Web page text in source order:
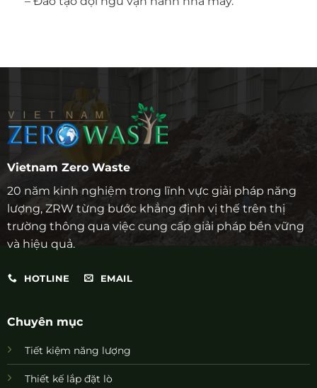
Vietnam Zero Waste
20 năm kinh nghiệm trong lĩnh vực giải pháp năng
lượng, ZRW từng bước khẳng định vị thế trên thị
trường thông qua việc cung cấp giải pháp bền vững
và hiệu quả.
HOTLINE EMAIL
Chuyên mục
Tiết kiệm năng lượng
Thiết kế lắp đặt lò